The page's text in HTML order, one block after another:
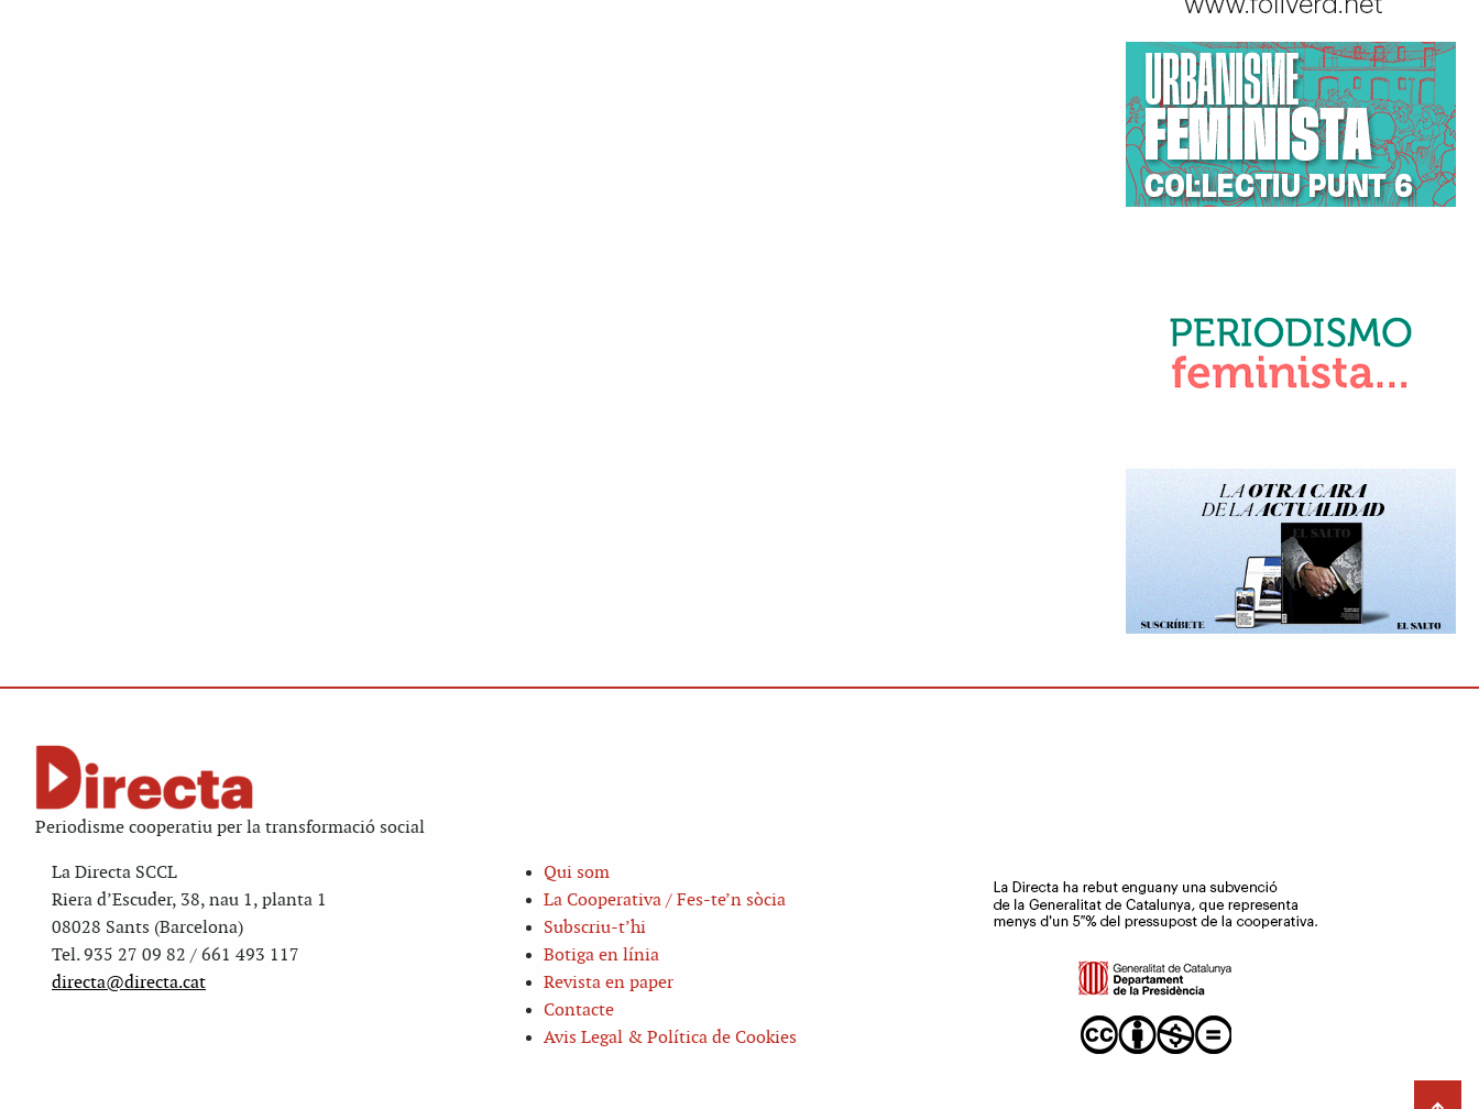
Periodisme cooperatiu per la transformació social
La Directa SCCL
Riera d’Escuder, 38, nau 1, planta 1
08028 Sants (Barcelona)
Tel. 935 27 09 82 / 661 493 117
directa@directa.cat
Qui som
La Cooperativa / Fes-te’n sòcia
Subscriu-t’hi
Botiga en línia
Revista en paper
Contacte
Avis Legal & Política de Cookies